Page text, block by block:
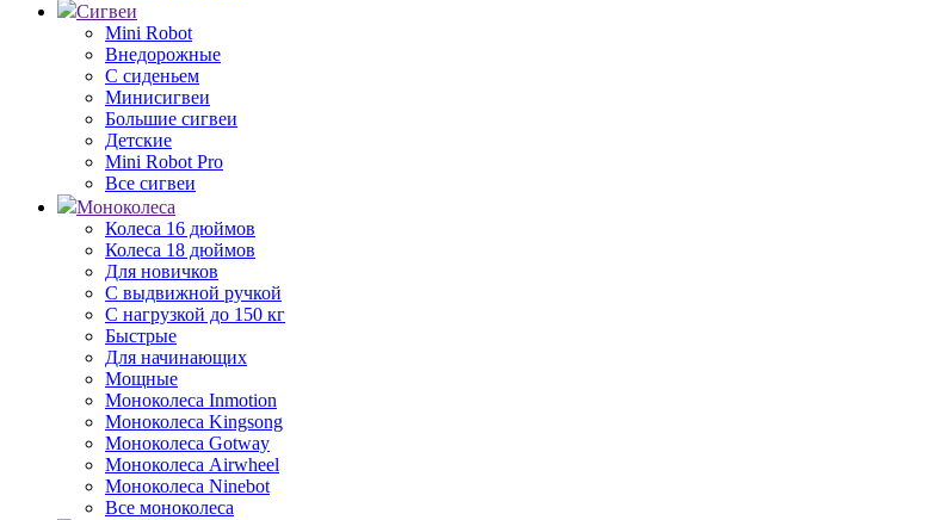
Сигвеи
Mini Robot
Внедорожные
С сиденьем
Минисигвеи
Большие сигвеи
Детские
Mini Robot Pro
Все сигвеи
Моноколеса
Колеса 16 дюймов
Колеса 18 дюймов
Для новичков
С выдвижной ручкой
С нагрузкой до 150 кг
Быстрые
Для начинающих
Мощные
Моноколеса Inmotion
Моноколеса Kingsong
Моноколеса Gotway
Моноколеса Airwheel
Моноколеса Ninebot
Все моноколеса